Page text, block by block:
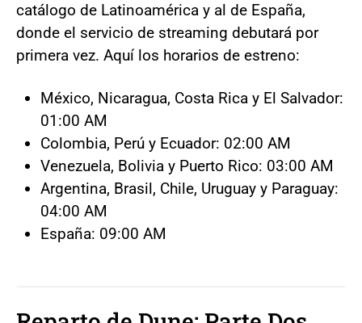
catálogo de Latinoamérica y al de España,
donde el servicio de streaming debutará por
primera vez. Aquí los horarios de estreno:
México, Nicaragua, Costa Rica y El Salvador:
01:00 AM
Colombia, Perú y Ecuador: 02:00 AM
Venezuela, Bolivia y Puerto Rico: 03:00 AM
Argentina, Brasil, Chile, Uruguay y Paraguay:
04:00 AM
España: 09:00 AM